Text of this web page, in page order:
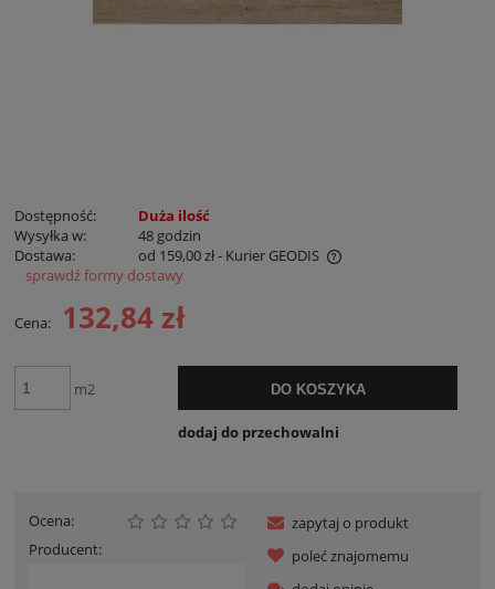
Dostępność:
Duża ilość
Wysyłka w:
48 godzin
Dostawa:
od 159,00 zł- Kurier GEODIS
Cena nie zawiera ewentualnych kosztów płatności
sprawdź formy dostawy
Cena: 132,84 zł
m2 DO KOSZYKA
dodaj do przechowalni
Ocena:
Producent:
zapytaj o produkt
poleć znajomemu